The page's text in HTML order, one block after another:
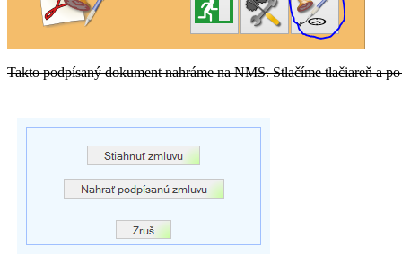
Takto podpísaný dokument nahráme na NMS. Stlačíme tlačiareň a